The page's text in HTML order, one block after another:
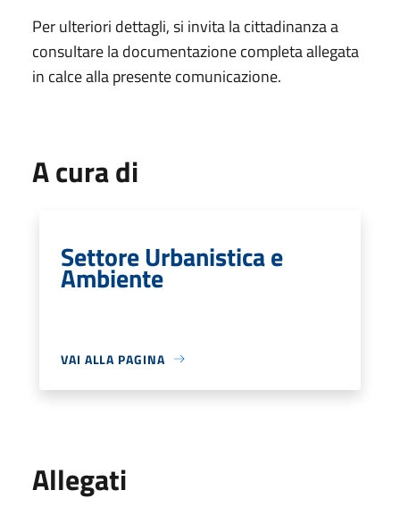
Per ulteriori dettagli, si invita la cittadinanza a
consultare la documentazione completa allegata
in calce alla presente comunicazione.
A cura di
Settore Urbanistica e
Ambiente
VAI ALLA PAGINA
Allegati